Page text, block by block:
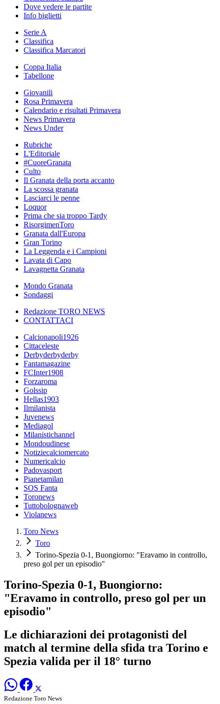
Dove vedere le partite
Info biglietti
Serie A
Classifica
Classifica Marcatori
Coppa Italia
Tabellone
Giovanili
Rosa Primavera
Calendario e risultati Primavera
News Primavera
News Under
Rubriche
L'Editoriale
#CuoreGranata
Culto
Il Granata della porta accanto
La scossa granata
Lasciarci le penne
Loquor
Prima che sia troppo Tardy
RisorgimenToro
Granata dall'Europa
Gran Torino
La Leggenda e i Campioni
Lavata di Capo
Lavagnetta Granata
Mondo Granata
Sondaggi
Redazione TORO NEWS
CONTATTACI
Calcionapoli1926
Cittaceleste
Derbyderbyderby
Fantamagazine
FCInter1908
Forzaroma
Golssip
Hellas1903
Ilmilanista
Juvenews
Mediagol
Milanistichannel
Mondoudinese
Notiziecalciomercato
Numericalcio
Padovasport
Pianetamilan
SOS Fanta
Toronews
Tuttobolognaweb
Violanews
Toro News
Toro
Torino-Spezia 0-1, Buongiorno: "Eravamo in controllo,
preso gol per un episodio"
Torino-Spezia 0-1, Buongiorno:
"Eravamo in controllo, preso gol per un
episodio"
Le dichiarazioni dei protagonisti del
match al termine della sfida tra Torino e
Spezia valida per il 18° turno
Redazione Toro News